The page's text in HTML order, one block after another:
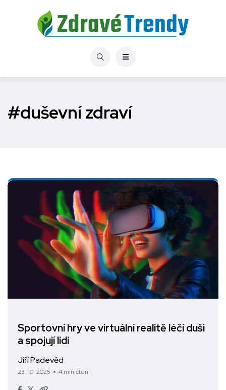
#duševní zdraví
Sportovní hry ve virtuální realitě léčí duši
a spojují lidi
Jiří Padevěd
23. 10. 2025 4 min čtení